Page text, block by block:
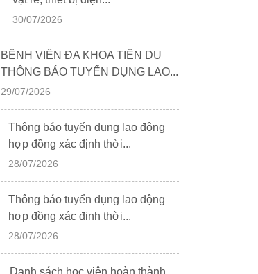
30/07/2026
BỆNH VIỆN ĐA KHOA TIÊN DU
THÔNG BÁO TUYỂN DỤNG LAO...
29/07/2026
Thông báo tuyển dụng lao động
hợp đồng xác định thời...
28/07/2026
Thông báo tuyển dụng lao động
hợp đồng xác định thời...
28/07/2026
Danh sách học viên hoàn thành